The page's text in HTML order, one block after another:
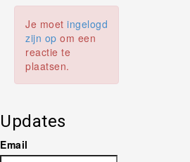
Je moet ingelogd
zijn op om een
reactie te
plaatsen.
Updates
Email